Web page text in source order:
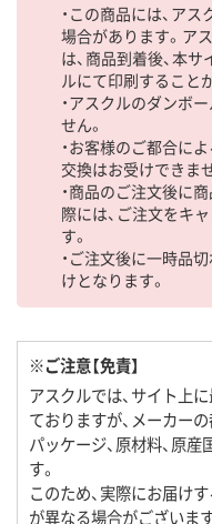
・この商品には、ア
場合があります。ア
は、商品到着後、本
ルにて印刷すること
・アスクルのダンボ
せん。
・お客様のご都合に
交換はお受けできま
・商品のご注文後に
際には、ご注文をキ
す。
・ご注文後に一時品
けとなります。
※ご注意【免責】
アスクルでは、サイト上
ておりますが、メーカーの
パッケージ、原材料、原
す。
このため、実際にお届け
が異なる場合がございま